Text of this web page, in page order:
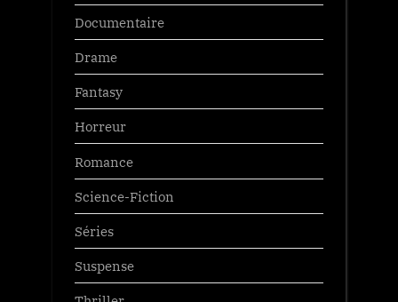
Documentaire
Drame
Fantasy
Horreur
Romance
Science-Fiction
Séries
Suspense